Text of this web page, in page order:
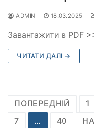
ADMIN 18.03.2025
Завантажити в PDF
ЧИТАТИ ДАЛІ →
Пагінація
записів
ПОПЕРЕДНІЙ 1
7
… 40